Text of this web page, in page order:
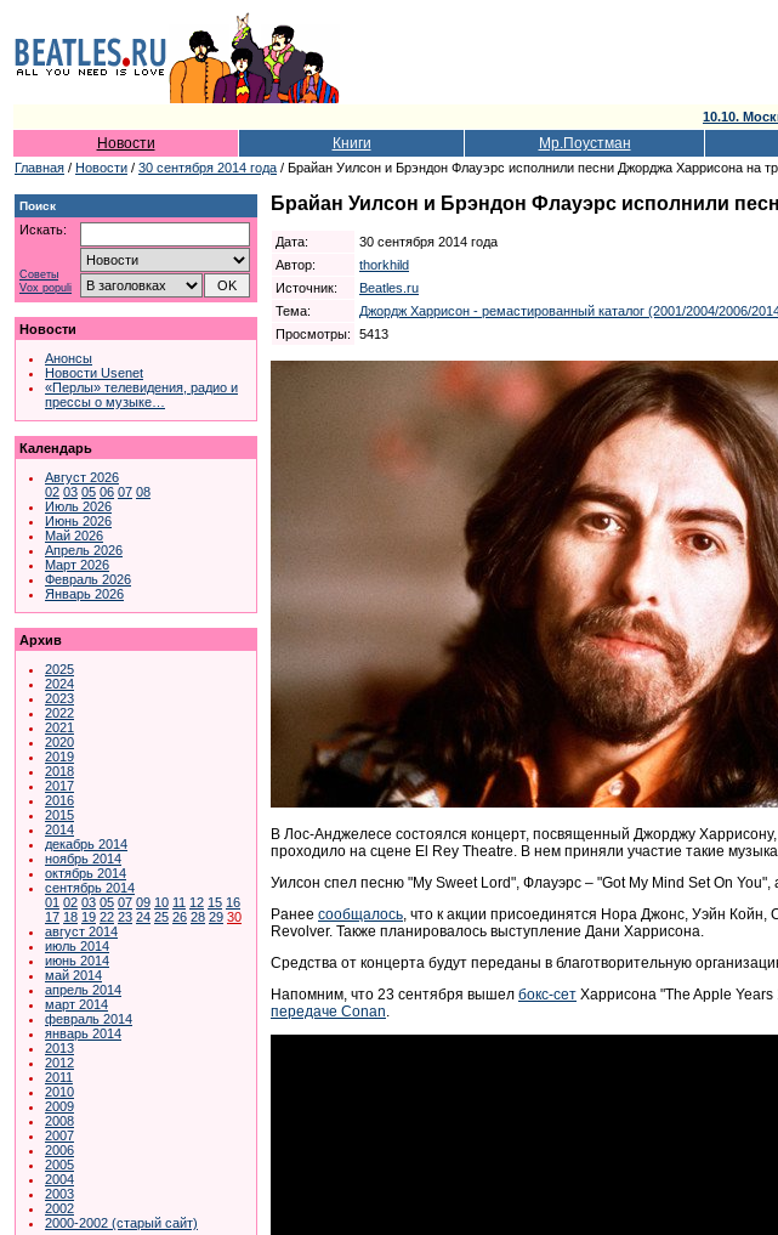
10.10.
Новости Книги Мр.Поустман
Главная / Новости / 30 сентября 2014 года / Брайан Уилсон и Брэндон Флауэрс исполнили песни Джорджа Харрисона на
Поиск
Искать:
Советы
Vox populi
Новости
Анонсы
Новости Usenet
«Перлы» телевидения, радио и
прессы о музыке…
Календарь
Август 2026
02 03 05 06 07 08
Июль 2026
Июнь 2026
Май 2026
Апрель 2026
Март 2026
Февраль 2026
Январь 2026
Архив
2025
2024
2023
2022
2021
2020
2019
2018
2017
2016
2015
2014
декабрь 2014
ноябрь 2014
октябрь 2014
сентябрь 2014
01 02 03 05 07 09 10 11 12 15 16
17 18 19 22 23 24 25 26 28 29 30
август 2014
июль 2014
июнь 2014
май 2014
апрель 2014
март 2014
февраль 2014
январь 2014
2013
2012
2011
2010
2009
2008
2007
2006
2005
2004
2003
2002
2000-2002 (старый сайт)
Брайан Уилсон и Брэндон Флауэрс исполнили
Дата:
30 сентября 2014 года
Автор:
thorkhild
Источник:
Beatles.ru
Тема:
Джордж Харрисон - ремастированный каталог (2001/2004/2006/
Просмотры:
5413
В Лос-Анджелесе состоялся концерт, посвященный Джорджу
проходило на сцене El Rey Theatre. В нем приняли участие такие
Уилсон спел песню "My Sweet Lord", Флауэрс – "Got My Mind Set On
Ранее сообщалось , что к акции присоединятся Нора Джонс, Уэйн Койн,
Revolver. Также планировалось выступление Дани Харрисона.
Средства от концерта будут переданы в благотворительную
Напомним, что 23 сентября вышел бокс-сет Харрисона "The Apple
передаче Conan